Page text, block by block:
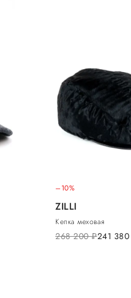
–10%
ZILLI
Кепка меховая
268 200руб.241 380